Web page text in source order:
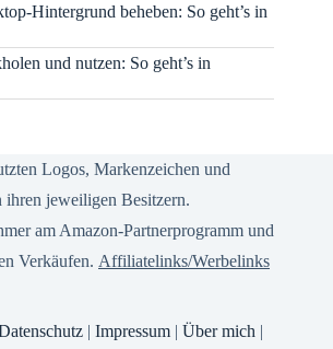
Hintergrund beheben: So geht’s in
und nutzen: So geht’s in
Logos, Markenzeichen und
ihren jeweiligen Besitzern.
am Amazon-Partnerprogramm und
Verkäufen. Affiliatelinks/Werbelinks
| Impressum | Über mich |